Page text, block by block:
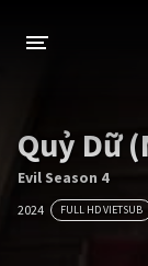
THỂ LOẠI
Thần thoại - Cổ
Tâm lý
Quỷ Dữ
Evil Season 4
2024 FULL HD VIETSUB